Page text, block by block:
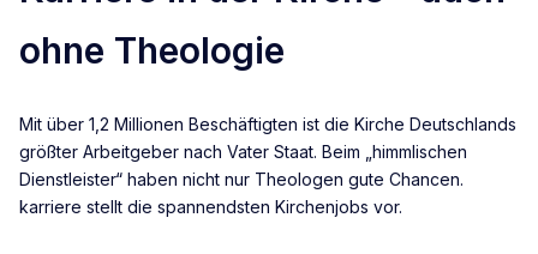
ohne Theologie
Mit über 1,2 Millionen Beschäftigten ist die Kirche Deutschlands
größter Arbeitgeber nach Vater Staat. Beim „himmlischen
Dienstleister“ haben nicht nur Theologen gute Chancen.
karriere stellt die spannendsten Kirchenjobs vor.